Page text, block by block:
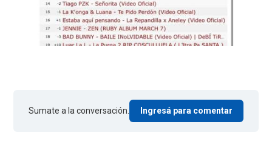
Sumate a la conversación. Ingresá para comentar